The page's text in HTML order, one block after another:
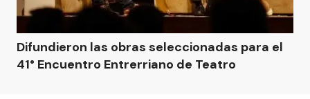
Difundieron las obras seleccionadas para el
41° Encuentro Entrerriano de Teatro